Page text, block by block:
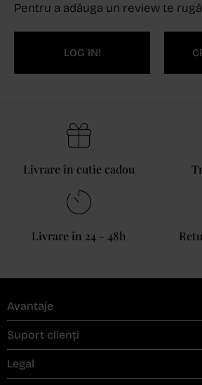
Pentru a adăuga un review te
LOG IN!
Livrare în cutie cadou
Livrare în 24 - 48h
Avantaje
Suport clienți
Legal